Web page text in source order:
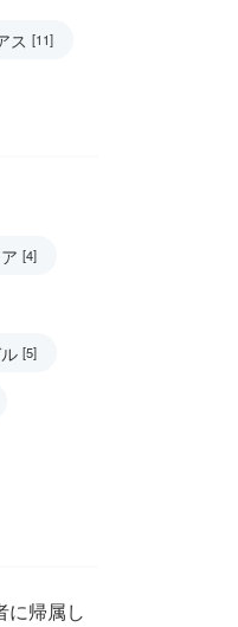
ス [11]
[4]
[5]
に帰属し